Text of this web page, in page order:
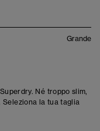
Grande
Né troppo slim,
la tua taglia